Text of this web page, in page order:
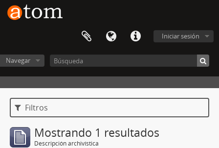
Iniciar sesión
Navegar
Filtros
Mostrando 1 resultados
Descripción archivística